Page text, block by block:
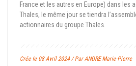
France et les autres en Europe) dans les
Thales, le même jour se tiendra
actionnaires du groupe Thales.
Crée le 08 Avril 2024 / Par ANDRE Marie-Pierre